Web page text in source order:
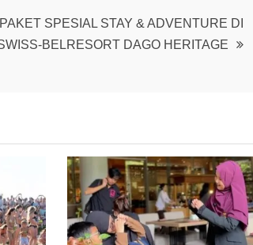
PAKET SPESIAL STAY & ADVENTURE DI
BELRESORT DAGO HERITAGE